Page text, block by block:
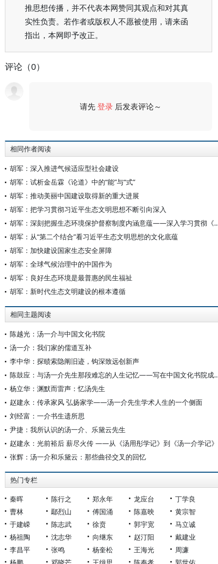
推思想传播，并不代表本网赞同其观点和对其真
实性负责。若作者或版权人不愿被使用，请来函
指出，本网即予改正。
评论（0）
请先登录 后发表评论～
相同作者阅读
胡军：深入推进气候适应型社会建设
胡军：试析金岳霖《论道》中的“能”与“式”
胡军：推动美丽中国建设取得新的重大进展
胡军：把学习贯彻习近平生态文明思想不断引向深入
胡军：深刻把握生态环境保护督察制度
胡军：从“第二个结合”看习近平生态文明思想的文化底蕴
胡军：加快建设国家生态安全屏障
胡军：全球气候治理中的中国作为
胡军：良好生态环境是最普惠的民生福祉
胡军：新时代生态文明建设的根本遵循
相同主题阅读
陈越光：汤一介与中国文化书院
汤一介：我们家的儒道互补
李中华：探赜索隐阐旧迹，钩深致远创新声
陈鼓应：与汤一介先生那段难忘
杨立华：渊默而雷声：忆汤先生
赵建永：传承家风 弘扬家学——汤一介先生学术人生的一个侧面
刘经富：一介书生遗所思
尹捷：我所认识的汤一介、乐黛云先生
赵建永：光前裕后 薪尽火传 ——从《汤用彤学记》到《汤一介学记》
张辉：汤一介和乐黛云：那些曲径交叉的回忆
热门专栏
秦晖 陈行之 郑永年 龙应台
丁学良
曹林
鄢烈山 傅国涌 陈嘉映
黄宗智
于建嵘
陈志武 徐贲 郭宇宽
马立诚
杨祖陶
沈志华 向继东 赵汀阳
戴建业
李昌平
张鸣 杨奎松 王海光
周濂